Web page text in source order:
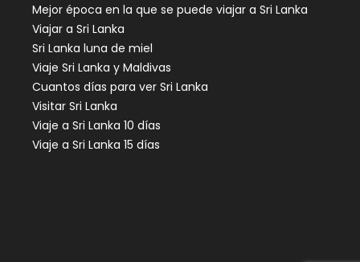
Mejor época en la que se puede viajar a Sri Lanka
Viajar a Sri Lanka
Sri Lanka luna de miel
Viaje Sri Lanka y Maldivas
Cuantos días para ver Sri Lanka
Visitar Sri Lanka
Viaje a Sri Lanka 10 días
Viaje a Sri Lanka 15 días